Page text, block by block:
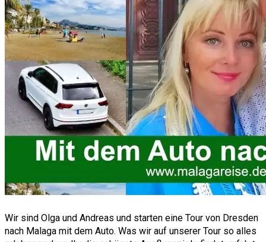
Wir sind Olga und Andreas und starten eine Tour von Dresden
nach Malaga mit dem Auto. Was wir auf unserer Tour so alles